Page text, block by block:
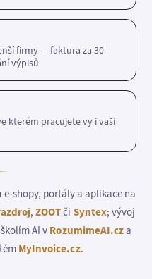
firmy — faktura za 30
výpisů
kterém pracujete vy i vaši
e-shopy, portály a aplikace na
,ZOOTči Syntex; vývoj
AI v RozumimeAI.cza
MyInvoice.cz.